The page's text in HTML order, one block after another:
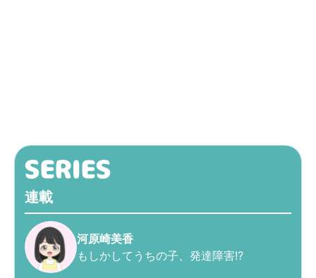
連載
河原崎美香
もしかしてうちの子、発達障害!?